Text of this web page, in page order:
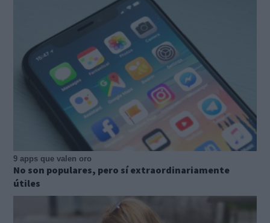
9 apps que valen oro
No son populares, pero sí extraordinariamente
útiles